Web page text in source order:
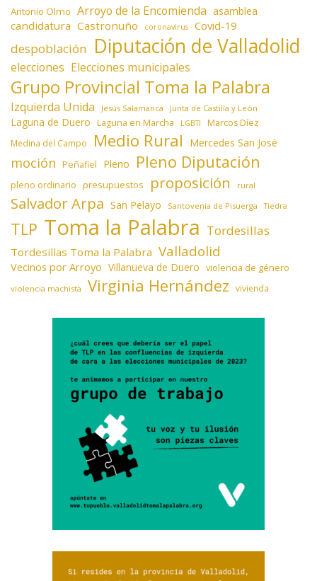
Antonio Olmo Arroyo de la Encomienda asamblea
candidatura Castronuño coronavirus Covid-19
despoblación Diputación de Valladolid
elecciones Elecciones municipales
Grupo Provincial Toma la Palabra
Izquierda Unida Jesús Salamanca Junta de Castilla y León
Laguna de Duero Laguna en Marcha LGBTI Marcos Díez
Medina del Campo Medio Rural Mercedes San José
moción Peñafiel Pleno Pleno Diputación
pleno ordinario presupuestos proposición rural
Salvador Arpa San Pelayo Santovenia de Pisuerga Tiedra
TLP Toma la Palabra Tordesillas
Tordesillas Toma la Palabra Valladolid
Vecinos por Arroyo Villanueva de Duero violencia de género
violencia machista Virginia Hernández vivienda